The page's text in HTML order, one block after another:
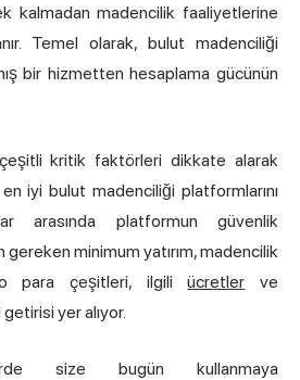
kalmadan madencilik faaliyetlerine
Temel olarak, bulut madenciliği
bir hizmetten hesaplama gücünün
çeşitli kritik faktörleri dikkate alarak
iyi bulut madenciliği platformlarını
arasında platformun güvenlik
gereken minimum yatırım, madencilik
para çeşitleri, ilgiliücretler ve
getirisi yer alıyor.
size bugün kullanmaya